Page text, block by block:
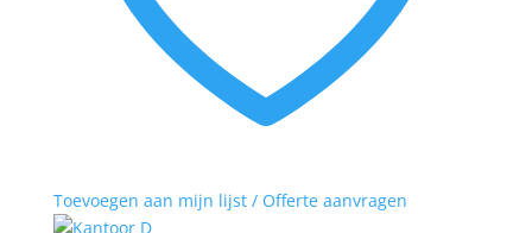
Toevoegen aan mijn lijst / Offerte aanvragen